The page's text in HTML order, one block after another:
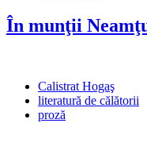
În munţii
Calistrat Hogaş
literatură de călătorii
proză